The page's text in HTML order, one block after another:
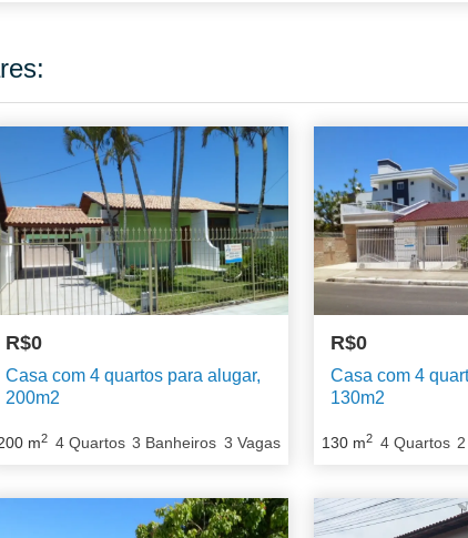
R$0
Casa com 4 quartos para alugar,
200m2
m2 4Quartos 3 Banheiros 3 Vagas
R$0
Casa com 4
130m2
130m2 4Quartos 2